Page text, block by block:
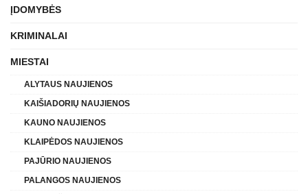
ĮDOMYBĖS
KRIMINALAI
MIESTAI
ALYTAUS NAUJIENOS
KAIŠIADORIŲ NAUJIENOS
KAUNO NAUJIENOS
KLAIPĖDOS NAUJIENOS
PAJŪRIO NAUJIENOS
PALANGOS NAUJIENOS